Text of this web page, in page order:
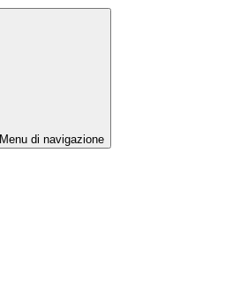
Menu di navigazione